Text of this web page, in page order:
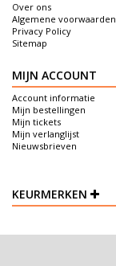
Over ons
Algemene voorwaarden
Privacy Policy
Sitemap
MIJN ACCOUNT
Account informatie
Mijn bestellingen
Mijn tickets
Mijn verlanglijst
Nieuwsbrieven
KEURMERKEN